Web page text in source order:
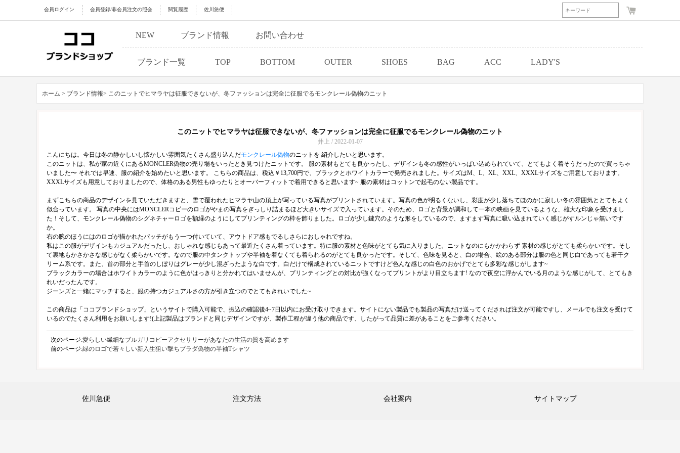
会員ログイン 会員登録/非会員注文の照会 閲覧履歴 佐川急便
NEW ブランド情報 お問い合わせ
ブランド一覧 TOP BOTTOM OUTER SHOES BAG ACC LADY'S
ホーム > ブランド情報> このニットでヒマラヤは征服できないが、冬ファッションは完全に征服でるモンクレール偽物のニット
このニットでヒマラヤは征服できないが、冬ファッションは完全に征服でるモンクレール偽物のニット
井上 / 2022-01-07
こんにちは。今日は冬の静かしいし懐かしい雰囲気たくさん盛り込んだモンクレール偽物のニットを 紹介したいと思います。
このニットは、私が家の近くにあるMONCLER偽物の売り場をいったとき見つけたニットです。 服の素材もとても良かったし、デザインも冬の感性がいっぱい込められていて、とてもよく着そうだったので買っちゃ
いました〜 それでは早速、服の紹介を始めたいと思います。 こちらの商品は、税込￥13,700円で、ブラックとホワイトカラーで発売されました。サイズはM、L、XL、XXL、XXXLサイズをご用意しております。
XXXLサイズも用意しておりましたので、体格のある男性もゆったりとオーバーフィットで着用できると思います~ 服の素材はコットンで起毛のない製品です。
まずこちらの商品のデザインを見ていただきますと、雪で覆われたヒマラヤ山の頂上が写っている写真がプリントされています。写真の色が明るくないし、彩度が少し落ちてほのかに寂しい冬の雰囲気ととてもよく
似合っています。 写真の中央にはMONCLERコピーのロゴがやまの写真をぎっしり詰まるほど大きいサイズで入っています。そのため、ロゴと背景が調和して一本の映画を見ているような、雄大な印象を受けまし
た！そして、モンクレール偽物のシグネチャーロゴを額縁のようにしてプリンティングの枠を飾りました。ロゴが少し鍵穴のような形をしているので、ますます写真に吸い込まれていく感じがすルンじゃ無いです
か。
右の腕のほうにはのロゴが描かれたパッチがもう一つ付いていて、アウトドア感もでるしさらにおしゃれですね。
私はこの服がデザインもカジュアルだったし、おしゃれな感じもあって最近たくさん着っています。特に服の素材と色味がとても気に入りました。ニットなのにもかかわらず 素材の感じがとても柔らかいです。そし
て裏地もかさかさな感じがなく柔らかいです。なので服の中タンクトップや半袖を着なくても着られるのがとても良かったです。そして、色味を見ると、白の場合、絵のある部分は服の色と同じ白であっても若干ク
リーム系です。また、首の部分と手首のしぼりはグレーが少し混ざったような白です。白だけで構成されているニットですけど色んな感じの白色のおかげでとても多彩な感じがします~
ブラックカラーの場合はホワイトカラーのように色がはっきりと分かれてはいませんが、プリンティングとの対比が強くなってプリントがより目立ちます! なので夜空に浮かんでいる月のような感じがして、とてもき
れいだったんです。
ジーンズと一緒にマッチすると、服の持つカジュアルさの方が引き立つのでとてもきれいでした~
この商品は「ココブランドショップ」というサイトで購入可能で、振込の確認後4~7日以内にお受け取りできます。サイトにない製品でも製品の写真だけ送ってくだされば注文が可能ですし、メールでも注文を受けて
いるのでたくさん利用をお願いします!(上記製品はブランドと同じデザインですが、製作工程が違う他の商品です、したがって品質に差があることをご参考ください。
次のページ:愛らしい繊細なブルガリコピーアクセサリーがあなたの生活の質を高めます
前のページ:緑のロゴで若々しい新入生狙い撃ちプラダ偽物の半袖Tシャツ
佐川急便 注文方法 会社案内 サイトマップ